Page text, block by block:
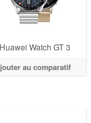
Huawei Watch GT 3
au comparatif